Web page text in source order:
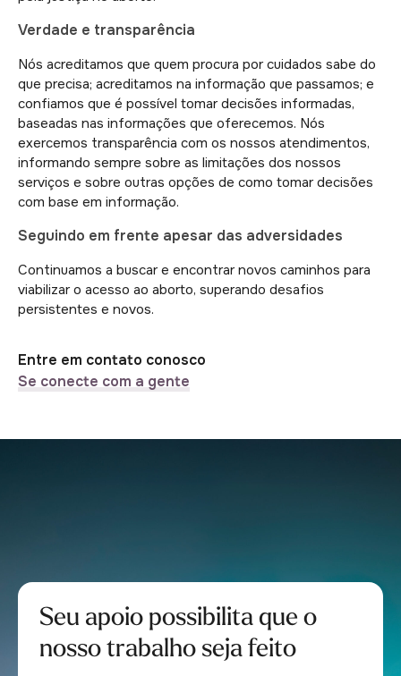
Verdade e transparência
Nós acreditamos que quem procura por cuidados sabe do
que precisa; acreditamos na informação que passamos; e
confiamos que é possível tomar decisões informadas,
baseadas nas informações que oferecemos. Nós
exercemos transparência com os nossos atendimentos,
informando sempre sobre as limitações dos nossos
serviços e sobre outras opções de como tomar decisões
com base em informação.
Seguindo em frente apesar das adversidades
Continuamos a buscar e encontrar novos caminhos para
viabilizar o acesso ao aborto, superando desafios
persistentes e novos.
Entre em contato conosco
Se conecte com a gente
Seu apoio possibilita que o
nosso trabalho seja feito